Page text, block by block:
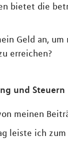
bietet die
Geld an, um
erreichen?
und Steuern
meinen
leiste ich zum